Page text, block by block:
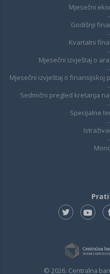
Mjesečni
Godišnji
Kvartalni
Mjesečni izvještaj o
Mjesečni izvještaj o finansijskoj
Sedmični pregled kretanja
Specijalne
© 2026. Centralna